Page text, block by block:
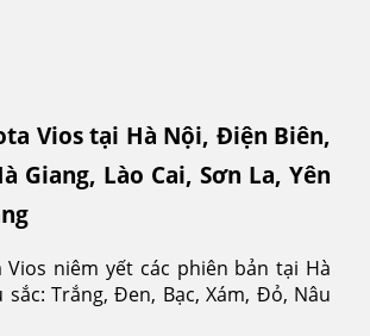
Vios tại Hà Nội, Điện Biên,
Giang, Lào Cai, Sơn La, Yên
Vios niêm yết các phiên bản tại Hà
Trắng, Đen, Bạc, Xám, Đỏ, Nâu